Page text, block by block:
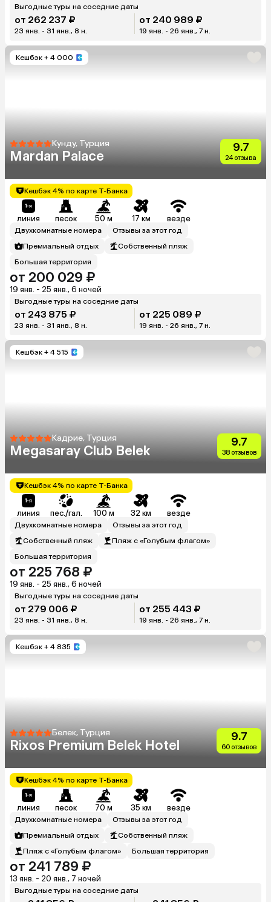
Выгодные туры на соседние даты
от 262 237 ₽
23 янв. - 31 янв., 8 н.
от 240 989 ₽
19 янв. - 26 янв., 7 н.
Кешбэк + 4 000
Кунду, Турция
Mardan Palace
9.7
24 отзыва
Кешбэк 4% по карте Т-Банка
линия песок 50 м 17 км везде
Двухкомнатные номера
Отзывы за этот год
Премиальный отдых
Собственный пляж
Большая территория
от 200 029 ₽
19 янв. - 25 янв., 6 ночей
Выгодные туры на соседние даты
от 243 875 ₽
23 янв. - 31 янв., 8 н.
от 225 089 ₽
19 янв. - 26 янв., 7 н.
Кешбэк + 4 515
Кадрие, Турция
Megasaray Club Belek
9.7
38 отзывов
Кешбэк 4% по карте Т-Банка
линия пес./гал. 100 м 32 км везде
Двухкомнатные номера
Отзывы за этот год
Собственный пляж
Пляж с «Голубым флагом»
Большая территория
от 225 768 ₽
19 янв. - 25 янв., 6 ночей
Выгодные туры на соседние даты
от 279 006 ₽
23 янв. - 31 янв., 8 н.
от 255 443 ₽
19 янв. - 26 янв., 7 н.
Кешбэк + 4 835
Белек, Турция
Rixos Premium Belek Hotel
9.7
60 отзывов
Кешбэк 4% по карте Т-Банка
линия песок 70 м 35 км везде
Двухкомнатные номера
Отзывы за этот год
Премиальный отдых
Собственный пляж
Пляж с «Голубым флагом»
Большая территория
от 241 789 ₽
13 янв. - 20 янв., 7 ночей
Выгодные туры на соседние даты